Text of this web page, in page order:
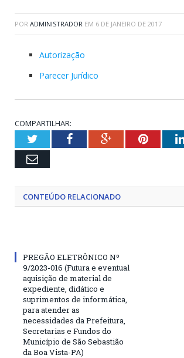
POR ADMINISTRADOR EM 6 DE JANEIRO DE 2017
Autorização
Parecer Jurídico
COMPARTILHAR:
TwitterFacebookGoogle+
Email
CONTEÚDO RELACIONADO
PREGÃO ELETRÔNICO Nº
9/2023-016 (Futura e eventual
aquisição de material de
expediente, didático e
suprimentos de informática,
para atender as
necessidades da Prefeitura,
Secretarias e Fundos do
Município de São Sebastião
da Boa Vista-PA)